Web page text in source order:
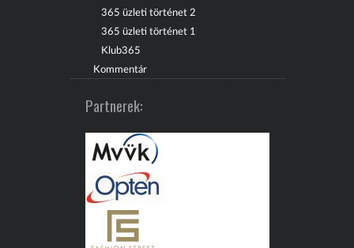
365 üzleti történet 2
365 üzleti történet 1
Klub365
Kommentár
Partnerek: